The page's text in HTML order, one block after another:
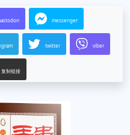
messenger
twitter viber
复制链接